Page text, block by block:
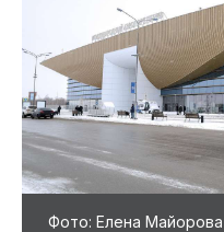
Фото: Елена Майорова